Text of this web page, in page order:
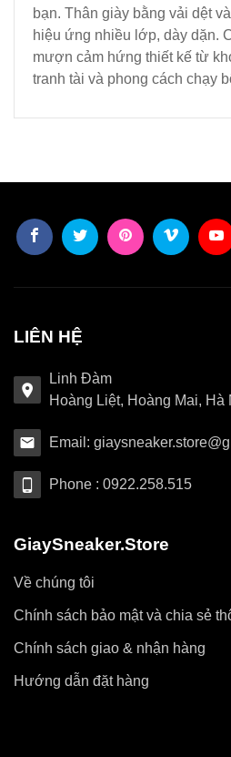
bạn. Thân giày bằng vải dệt
hiệu ứng nhiều lớp, dày dặn.
mượn cảm hứng thiết kế từ
tranh tài và phong cách chạy
LIÊN HỆ
Linh Đàm
Hoàng Liệt, Hoàng Mai, Hà
Email:
Phone : 0922.258.515
GiaySneaker.Store
Về chúng tôi
Chính sách bảo mật và chia sẻ
Chính sách giao & nhận hàng
Hướng dẫn đặt hàng